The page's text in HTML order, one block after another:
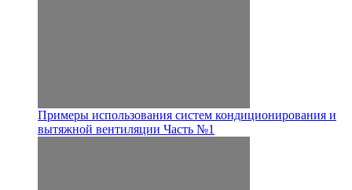
Примеры использования систем кондиционирования и
вытяжной вентиляции Часть №1